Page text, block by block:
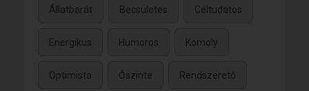
Állatbarát Becsületes Céltudatos
Energikus Humoros Komoly
Optimista Őszinte Rendszerető